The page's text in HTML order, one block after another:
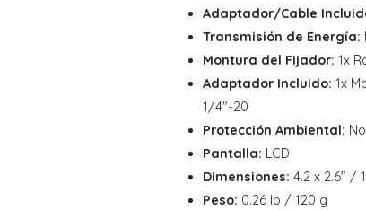
Adaptador/Cable
Transmisión de Energía:
Montura del Fijador: 1x
Adaptador Incluido: 1x
1/4"-20
Protección Ambiental: No
Pantalla: LCD
Dimensiones: 4.2 x 2.6" /
Peso: 0.26 lb / 120 g